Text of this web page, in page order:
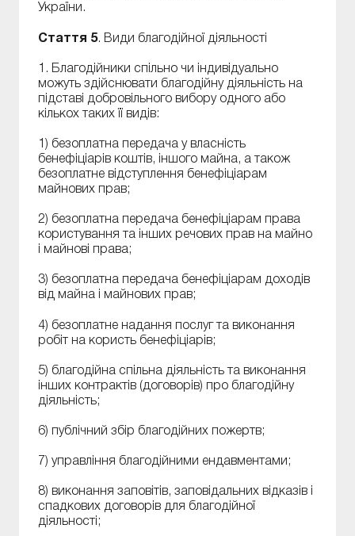
України.
Стаття 5. Види благодійної діяльності
1. Благодійники спільно чи індивідуально
можуть здійснювати благодійну діяльність на
підставі добровільного вибору одного або
кількох таких її видів:
1) безоплатна передача у власність
бенефіціарів коштів, іншого майна, а також
безоплатне відступлення бенефіціарам
майнових прав;
2) безоплатна передача бенефіціарам права
користування та інших речових прав на майно
і майнові права;
3) безоплатна передача бенефіціарам доходів
від майна і майнових прав;
4) безоплатне надання послуг та виконання
робіт на користь бенефіціарів;
5) благодійна спільна діяльність та виконання
інших контрактів (договорів) про благодійну
діяльність;
6) публічний збір благодійних пожертв;
7) управління благодійними ендавментами;
8) виконання заповітів, заповідальних відказів і
спадкових договорів для благодійної
діяльності;